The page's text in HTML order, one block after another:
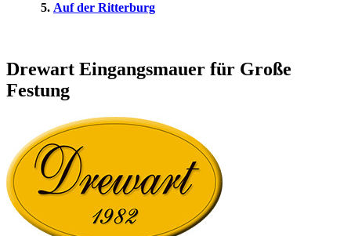
Auf der Ritterburg
Drewart Eingangsmauer für Große
Festung